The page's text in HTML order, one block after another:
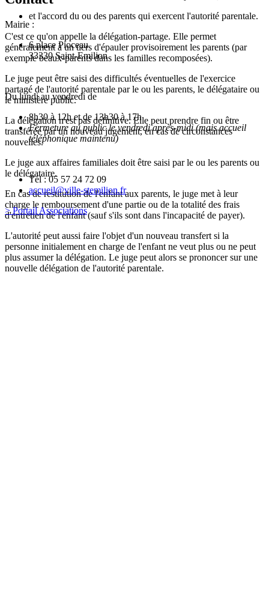
et l'accord du ou des parents qui exercent l'autorité parentale.
C'est ce qu'on appelle la délégation-partage. Elle permet
généralement à un tiers d'épauler provisoirement les parents (par
exemple beaux-parents dans les familles recomposées).
Le juge peut être saisi des difficultés éventuelles de l'exercice
partagé de l'autorité parentale par le ou les parents, le délégataire ou
leministère public.
La délégation n'est pas définitive. Elle peut prendre fin ou être
transférée par un nouveau jugement, en cas de circonstances
nouvelles.
Le juge aux affaires familiales doit être saisi par le ou les parents ou
le délégataire.
En cas de restitution de l'enfant aux parents, le juge met à leur
charge le remboursement d'une partie ou de la totalité des frais
d'entretien de l'enfant (sauf s'ils sont dans l'incapacité de payer).
L'autorité peut aussi faire l'objet d'un nouveau transfert si la
personne initialement en charge de l'enfant ne veut plus ou ne peut
plus assumer la délégation. Le juge peut alors se prononcer sur une
nouvelle délégation de l'autorité parentale.
Mairie :
6 place Pioceau
33330 Saint-Emilion
Du lundi au vendredi de
8h30 à 12h et de 13h30 à 17h
Fermeture au public le vendredi après-midi (mais accueil
téléphonique maintenu)
Tél : 05 57 24 72 09
accueil@ville-stemilion.fr
> Portail Associations